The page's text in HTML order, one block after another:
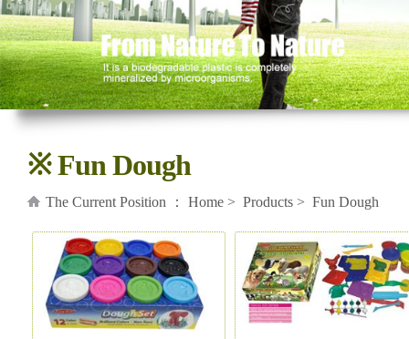
※ Fun Dough
The Current Position ： Home > Products > Fun Dough
3DF19DB
Name：
TDW-3DW19DB